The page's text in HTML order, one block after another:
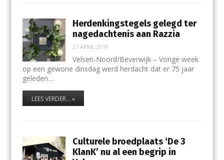
Herdenkingstegels gelegd ter
nagedachtenis aan Razzia
27 APRIL 2019
Velsen-Noord/Beverwijk – Vorige week
op een gewone dinsdag werd herdacht dat er 75 jaar
geleden…
LEES VERDER... »
Culturele broedplaats ‘De 3
KlanK’ nu al een begrip in